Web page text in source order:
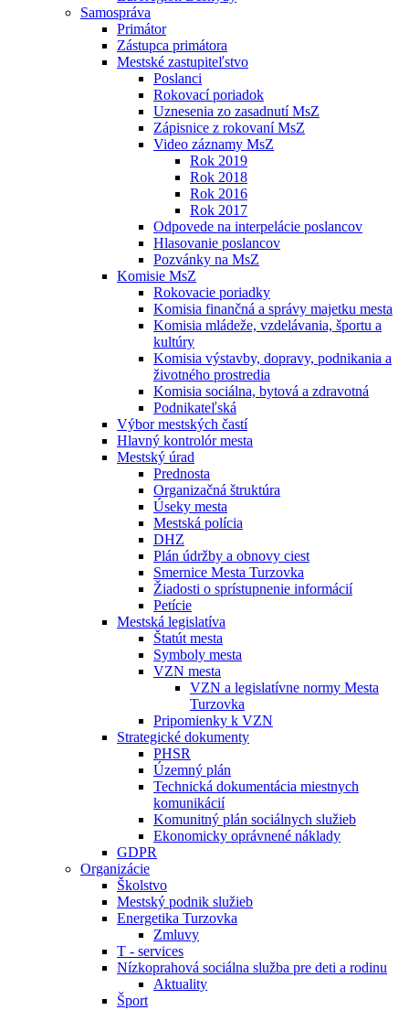
Samospráva
Primátor
Zástupca primátora
Mestské zastupiteľstvo
Poslanci
Rokovací poriadok
Uznesenia zo zasadnutí MsZ
Zápisnice z rokovaní MsZ
Video záznamy MsZ
Rok 2019
Rok 2018
Rok 2016
Rok 2017
Odpovede na interpelácie poslancov
Hlasovanie poslancov
Pozvánky na MsZ
Komisie MsZ
Rokovacie poriadky
Komisia finančná a správy majetku mesta
Komisia mládeže, vzdelávania, športu a
kultúry
Komisia výstavby, dopravy, podnikania a
životného prostredia
Komisia sociálna, bytová a zdravotná
Podnikateľská
Výbor mestských častí
Hlavný kontrolór mesta
Mestský úrad
Prednosta
Organizačná štruktúra
Úseky mesta
Mestská polícia
DHZ
Plán údržby a obnovy ciest
Smernice Mesta Turzovka
Žiadosti o sprístupnenie informácií
Petície
Mestská legislatíva
Štatút mesta
Symboly mesta
VZN mesta
VZN a legislatívne normy Mesta
Turzovka
Pripomienky k VZN
Strategické dokumenty
PHSR
Územný plán
Technická dokumentácia miestnych
komunikácií
Komunitný plán sociálnych služieb
Ekonomicky oprávnené náklady
GDPR
Organizácie
Školstvo
Mestský podnik služieb
Energetika Turzovka
Zmluvy
T - services
Nízkoprahová sociálna služba pre deti a rodinu
Aktuality
Šport